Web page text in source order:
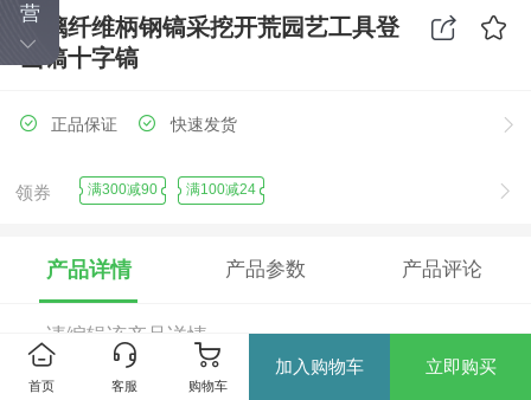
玻璃纤维柄钢镐采挖开荒园艺工具登
山镐十字镐
正品保证 快速发货
领券 满300减90 满100减24
产品详情 产品参数 产品评论
请编辑该产品详情...
首页 客服 购物车
加入购物车 立即购买
营